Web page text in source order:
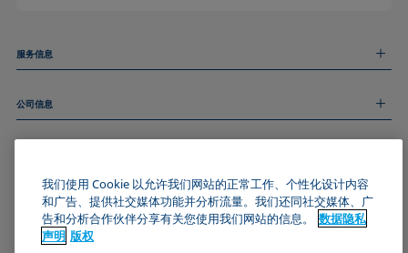
服务信息
技术服务
和我们取得联系
公司信息
关于我们
数据隐私声明
Cookie政策
加入KRÜSS社区
我们使用 Cookie 以允许我们网站的正常工作、个性化设计内容
和广告、提供社交媒体功能并分析流量。我们还同社交媒体、广
告和分析合作伙伴分享有关您使用我们网站的信息。
数据隐私
声明 版权